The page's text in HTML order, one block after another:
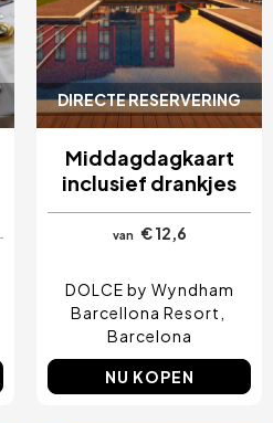
DIRECTE RESERVERING
Middagdagkaart
inclusief drankjes
van € 12,6
DOLCE by Wyndham
Barcellona Resort
Barcelona
NU KOPEN